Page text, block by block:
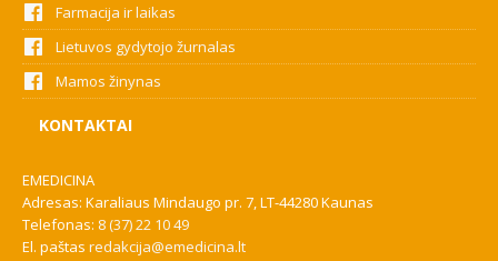
Farmacija ir laikas
Lietuvos gydytojo žurnalas
Mamos žinynas
KONTAKTAI
EMEDICINA
Adresas: Karaliaus Mindaugo pr. 7, LT-44280 Kaunas
Telefonas: 8 (37) 22 10 49
El. paštas redakcija@emedicina.lt